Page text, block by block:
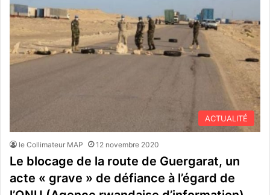
ACTUALITÉ
le Collimateur MAP 12 novembre 2020
Le blocage de la route de Guergarat, un
acte « grave » de défiance à l’égard de